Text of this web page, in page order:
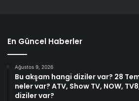
En Güncel Haberler
Ağustos 9, 2026
Bu akşam hangi diziler var? 28
neler var? ATV, Show TV, NOW,
diziler var?